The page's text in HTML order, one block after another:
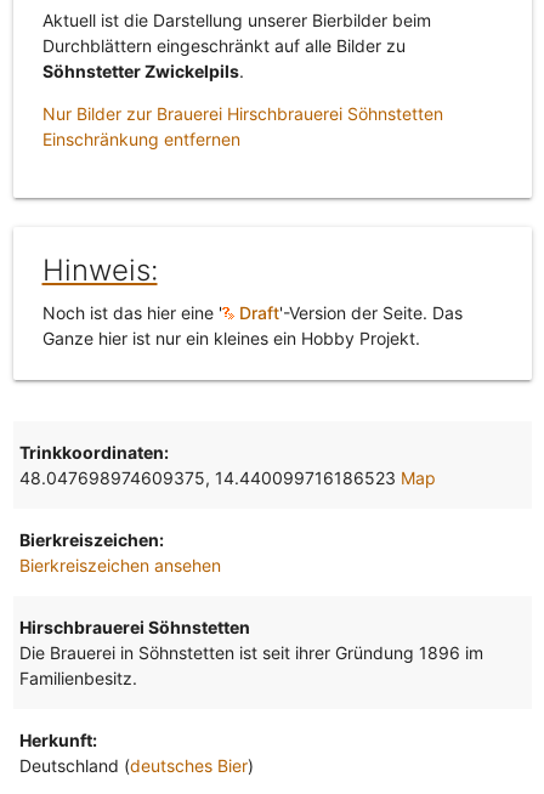
Aktuell ist die Darstellung unserer Bierbilder beim
Durchblättern eingeschränkt auf alle Bilder zu
Söhnstetter Zwickelpils.
Nur Bilder zur Brauerei Hirschbrauerei Söhnstetten
Einschränkung entfernen
Hinweis:
Noch ist das hier eine ' Draft'-Version der Seite. Das
Ganze hier ist nur ein kleines ein Hobby Projekt.
Trinkkoordinaten:
48.047698974609375, 14.440099716186523 Map
Bierkreiszeichen:
Bierkreiszeichen ansehen
Hirschbrauerei Söhnstetten
Die Brauerei in Söhnstetten ist seit ihrer Gründung 1896 im
Familienbesitz.
Herkunft:
Deutschland (deutsches Bier)